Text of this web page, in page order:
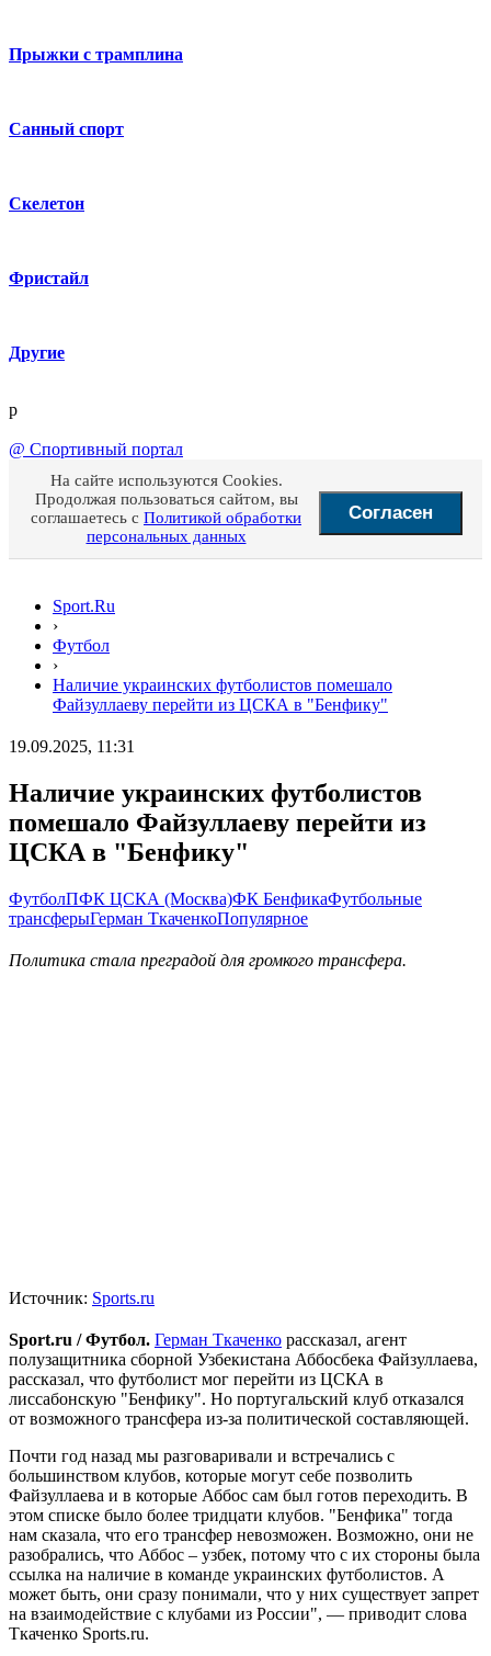
Прыжки с трамплина
Санный спорт
Скелетон
Фристайл
Другие
p
@ Спортивный портал
На сайте используются Cookies.
Продолжая пользоваться сайтом, вы
соглашаетесь с Политикой обработки
персональных данных
Согласен
Sport.Ru
›
Футбол
›
Наличие украинских футболистов помешало
Файзуллаеву перейти из ЦСКА в "Бенфику"
19.09.2025, 11:31
Наличие украинских футболистов
помешало Файзуллаеву перейти из
ЦСКА в "Бенфику"
ФутболПФК ЦСКА (Москва)ФК БенфикаФутбольные
трансферыГерман ТкаченкоПопулярное
Политика стала преградой для громкого трансфера.
Источник: Sports.ru
Sport.ru / Футбол. Герман Ткаченко рассказал, агент
полузащитника сборной Узбекистана Аббосбека Файзуллаева,
рассказал, что футболист мог перейти из ЦСКА в
лиссабонскую "Бенфику". Но португальский клуб отказался
от возможного трансфера из-за политической составляющей.
Почти год назад мы разговаривали и встречались с
большинством клубов, которые могут себе позволить
Файзуллаева и в которые Аббос сам был готов переходить. В
этом списке было более тридцати клубов. "Бенфика" тогда
нам сказала, что его трансфер невозможен. Возможно, они не
разобрались, что Аббос – узбек, потому что с их стороны была
ссылка на наличие в команде украинских футболистов. А
может быть, они сразу понимали, что у них существует запрет
на взаимодействие с клубами из России", — приводит слова
Ткаченко Sports.ru.